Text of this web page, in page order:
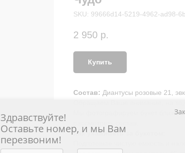
SKU: 99666d14-5219-4962-ad98-
2 950 р.
Купить
Состав: Диантусы розовые 21,
Обращаем Ваше внимание, на
Мы фотографируем букет ближе
Как ухаживать за букетом
Подготовьте чистую емкость и
Здравствуйте!
Оставьте номер, и мы Вам
перезвоним!